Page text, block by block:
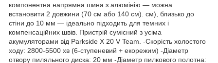
компонентна напрямна шина з алюмінію — можна
встановити 2 довжини (70 см або 140 см). см), близько до
стіни до 10 мм — ідеально підходить для темних і
компенсаційних швів. Пристрій сумісний з усіма
акумуляторами від Parkside X 20 V Team. -Скорість холостого
ходу: 2800-5500 хв (6-ступеневий + екорежим) -Діаметр
отвору пиляльного диска: 20 мм -Діаметр пилкового полотна: